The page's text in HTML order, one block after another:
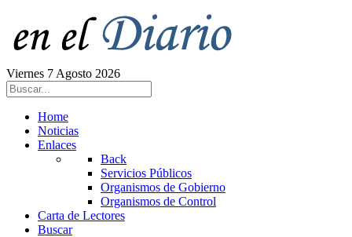
Viernes 7 Agosto 2026
Home
Noticias
Enlaces
Back
Servicios Públicos
Organismos de Gobierno
Organismos de Control
Carta de Lectores
Buscar